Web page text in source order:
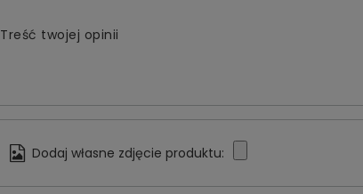
Treść twojej opinii
Dodaj własne zdjęcie produktu: